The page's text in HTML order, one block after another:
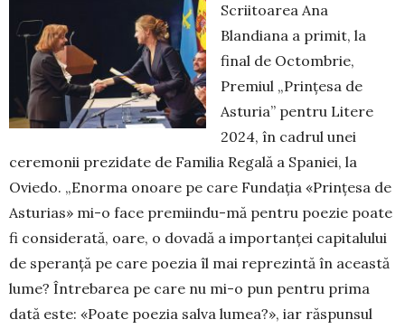
Scriitoarea Ana
Blandiana a primit, la
final de Octombrie,
Premiul „Prinţesa de
Asturia” pentru Litere
2024, în cadrul unei
ceremonii prezidate de Familia Regală a Spaniei, la
Oviedo. „Enorma onoare pe care Fundația «Prințesa de
Asturias» mi-o face premiindu-mă pentru poezie poate
fi considerată, oare, o dovadă a importanței capitalului
de speranță pe care poezia îl mai reprezintă în această
lume? Întrebarea pe care nu mi-o pun pentru prima
dată este: «Poate poezia salva lumea?», iar răspunsul